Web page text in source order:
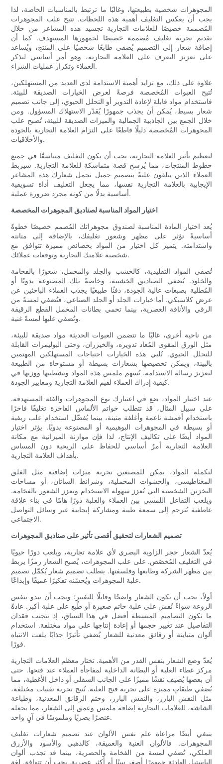
المجوهرات شخصية بطبيعتها، وغالبًا ما ترتبط بالمناسبات الخاصة، لذا
يجب أن يعكس التغليف أهمية هذه اللحظات. تتيح علب المجوهرات
المُصممة خصيصًا للعلامات التجارية تجسيد هذه المشاعر من خلال
تقديم تجربة تغليف مُصممة خصيصًا لجمهورها المستهدف. كما أن
إضافة شعار إلى التصميم يُضفي طابعًا شخصيًا على المنتج، ويُساعد
على تعزيز التعرف على العلامة التجارية، وهو أمر أساسي لتذكر
العملاء وتكرار عمليات الشراء.
علاوة على ذلك، مع تزايد أهمية الاستدامة لدى العديد من المستهلكين،
تُتيح العبوات المُخصصة فرصةً لعرض الخيارات الصديقة للبيئة.
فاستخدام مواد قابلة لإعادة التدوير أو التحلل الحيوي، إلى جانب تصميم
شعار بسيط، يُمكن أن يجذب جمهورًا يُقدّر الاستهلاك المسؤول. ومن
خلال الجمع بين الجاذبية الجمالية والميزات الصديقة للبيئة، تُصبح علب
المجوهرات المُخصصة دليلًا قاطعًا على التزام العلامة التجارية بالجودة
والأخلاقيات.
لتعظيم تأثير العلامة التجارية، يجب أن يكون التغليف متناسقًا في جميع
خطوط المنتجات، مما يُرسخ قصة متماسكة للعلامة التجارية. سيربط
العملاء الذين يتلقون علبةً بتصميم جميل تحمل شعارك هذه المشاعر
الإيجابية بالعلامة التجارية نفسها، مما يجعل التغليف أداة تسويقية
أساسية بدلًا من كونه مجرد ضرورة عملية.
اختيار المواد المناسبة لصناديق المجوهرات المخصصة
يُعد اختيار المادة المناسبة لصندوق مجوهراتك المُصمم خصيصًا خطوةً
أساسيةً تؤثر على مظهر وشعور تغليفك، بالإضافة إلى متانته
واستدامته. يتميز كل اختيار من المواد بخصائص مميزة تتوافق مع
شخصية علامتك التجارية وتوقعات عملائك.
تُضفي المواد التقليدية، كالخشب والجلد والمخمل، شعورًا بالفخامة
والخلود. تُضفي الصناديق الخشبية، وخاصةً تلك المصنوعة يدويًا أو
المُطلية بصبغات عالية الجودة، دفئًا طبيعيًا يجذب العملاء الباحثين عن
عرض كلاسيكي. أما خيارات الجلد أو الجلد الصناعي، فتُضفي لمسةً من
الرقي والأناقة العصرية، بينما تحمي بطانات المخمل القطع الرقيقة
وتُضفي عليها لمسةً غنية.
من ناحية أخرى، غالبًا ما تتضمن العبوات الحديثة مواد صديقة للبيئة،
مثل الورق المقوى المُعاد تدويره، والخيزران، وحتى البوليمرات القابلة
للتحلل الحيوي. تُلبي هذه الخيارات احتياجات المستهلكين المهتمين
بالبيئة، ويمكن تخصيصها بشعارات بسيطة أو مستوحاة من الطبيعة
لتعزيز رسالة الاستدامة. يُسهم ملمس هذه المواد وتشطيبها ووزنها في
كيفية إدراك العملاء لقيم العلامة التجارية ومعايير الجودة.
عند اختيار المواد، ضع في اعتبارك نوع المجوهرات والفئة المستهدفة.
على سبيل المثال، قد تتطلب خواتم الألماس الفاخرة تغليفًا فاخرًا
باستخدام أقمشة ناعمة وأغلفة متينة، بينما يُفضّل استخدام علب ريفية
أو بسيطة في المجوهرات البوهيمية أو المصنوعة يدويًا. يؤثر اختيار
المواد أيضًا على تكاليف الإنتاج، لذا فإن موازنة الميزانية مع مكانة
العلامة التجارية أمرٌ أساسي للحفاظ على الربحية دون المساس
بأهداف العلامة التجارية.
لتكملة المواد، يمكن للمصنعين تجربة ميزات إضافية مثل الغلق
المغناطيسي، والحشوات المخملية، وشرائط الساتان، أو مساحات
التخزين الشخصية التي تُعزز سهولة الاستخدام وتعزز الشعور بالفخامة.
ويلعب التفاعل اللمسي بين العملاء والعلبة دورًا هامًا في بناء علاقة
عاطفية تُترجم إلى سمعة طيبة ومشاركة إيجابية عبر وسائل التواصل
الاجتماعي.
تصميم الشعارات لتحقيق أقصى تأثير على صناديق المجوهرات
يُعدّ الشعار حجر الزاوية البصري لأي علامة تجارية، ويلعب دورًا حيويًا
في التغليف المُخصّص. على علب المجوهرات، يُصبح الشعار رمزًا يربط
بين مظهر الشركة وطابعها وفلسفتها. يتطلب تصميم شعار يُكمّل تصميم
علبة المجوهرات ويُحسّنه تفكيرًا عميقًا وإبداعًا.
أولاً، يجب أن يكون الشعار واضحًا وقابلًا للتغيير؛ ويجب أن يبدو بنفس
الروعة سواءً نُقش على علبة خاتم صغيرة أو طُبع على علبة أكبر. عادةً
ما تكون التصاميم المبسطة أفضل في هذا السياق، إذ تتجنب فقدان
التفاصيل عند تغيير حجمها أو إعادة إنتاجها على مواد مختلفة. استخدام
ألوان متباينة أو رقائق معدنية للشعار يُضفي تأثيرًا جذابًا يلفت الانتباه
فورًا.
يُعدّ وضع الشعار بنفس القدر من الأهمية. تختار معظم العلامات التجارية
مركز غطاء العلبة أو البطانة الداخلية لمفاجأة العملاء عند فتحها. حتى
أن بعضها يُضيف نقشًا مميزًا على الجانب السفلي أو داخل الأغطية، مما
يُضفي طبقاتٍ مميزة على تجربة فتح العلبة. تُتيح تجربة تقنيات مختلفة،
مثل النقش البارز، والنقش البارز، وختم الرقائق المعدنية، وطباعة
الشاشة، للعلامات التجارية إضافة ملمس وعمق إلى الشعار، مما يجعله
عنصرًا بصريًا وملموسًا في آنٍ واحد.
ينبغي أيضًا مراعاة علم نفس الألوان عند تصميم شعارات تغليف
المجوهرات. فالألوان الغنية والعميقة، كالذهبي والأسود والأزرق
الملكي، تُضفي لمسة من الفخامة والحصرية، بينما قد تجذب ألوان
الباستيل الهادئة جمهورًا أصغر سنًا أو أكثر عصرية. يجب أن تتوافق لغة